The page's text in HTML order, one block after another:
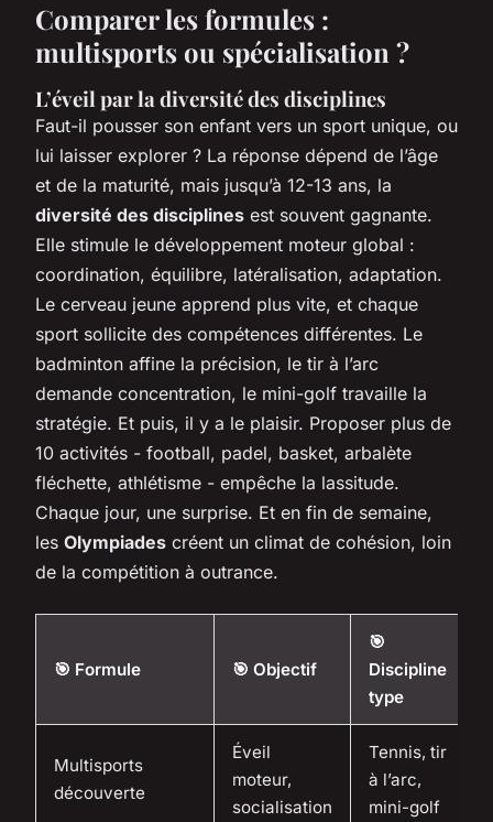
Comparer les formules :
multisports ou spécialisation ?
L’éveil par la diversité des disciplines
Faut-il pousser son enfant vers un sport unique, ou
lui laisser explorer ? La réponse dépend de l’âge
et de la maturité, mais jusqu’à 12-13 ans, la
diversité des disciplines est souvent gagnante.
Elle stimule le développement moteur global :
coordination, équilibre, latéralisation, adaptation.
Le cerveau jeune apprend plus vite, et chaque
sport sollicite des compétences différentes. Le
badminton affine la précision, le tir à l’arc
demande concentration, le mini-golf travaille la
stratégie. Et puis, il y a le plaisir. Proposer plus de
10 activités - football, padel, basket, arbalète
fléchette, athlétisme - empêche la lassitude.
Chaque jour, une surprise. Et en fin de semaine,
les Olympiades créent un climat de cohésion, loin
de la compétition à outrance.
🎯 Formule 🎯 Objectif
🎯
Discipline
type
Multisports
découverte
Éveil
moteur,
socialisation
Tennis, tir
à l’arc,
mini-golf